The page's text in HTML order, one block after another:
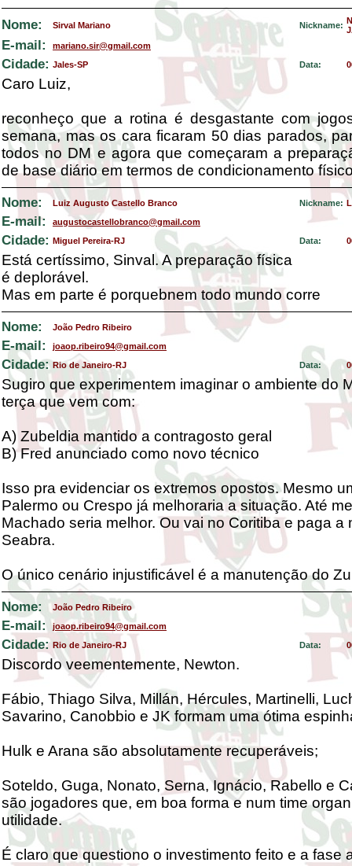
Nome: Sirval Mariano Nickname:
E-mail: mariano.sir@gmail.com
Cidade: Jales-SP Data:
Caro Luiz,
reconheço que a rotina é desgastante com
semana, mas os cara ficaram 50 dias parados,
todos no DM e agora que começaram a
de base diário em termos de condicionamento
Nome: Luiz Augusto Castello Branco Nickname:
E-mail: augustocastellobranco@gmail.com
Cidade: Miguel Pereira-RJ Data:
Está certíssimo, Sinval. A preparação física
é deplorável.
Mas em parte é porquebnem todo mundo corre
Nome: João Pedro Ribeiro
E-mail: joaop.ribeiro94@gmail.com
Cidade: Rio de Janeiro-RJ Data:
Sugiro que experimentem imaginar o ambiente do
terça que vem com:
A) Zubeldia mantido a contragosto geral
B) Fred anunciado como novo técnico
Isso pra evidenciar os extremos opostos. Mesmo
Palermo ou Crespo já melhoraria a situação. Até
Machado seria melhor. Ou vai no Coritiba e paga a
Seabra.
O único cenário injustificável é a manutenção do
Nome: João Pedro Ribeiro
E-mail: joaop.ribeiro94@gmail.com
Cidade: Rio de Janeiro-RJ Data:
Discordo veementemente, Newton.
Fábio, Thiago Silva, Millán, Hércules, Martinelli,
Savarino, Canobbio e JK formam uma ótima
Hulk e Arana são absolutamente recuperáveis;
Soteldo, Guga, Nonato, Serna, Ignácio, Rabello e
são jogadores que, em boa forma e num time
utilidade.
É claro que questiono o investimento feito e a fase